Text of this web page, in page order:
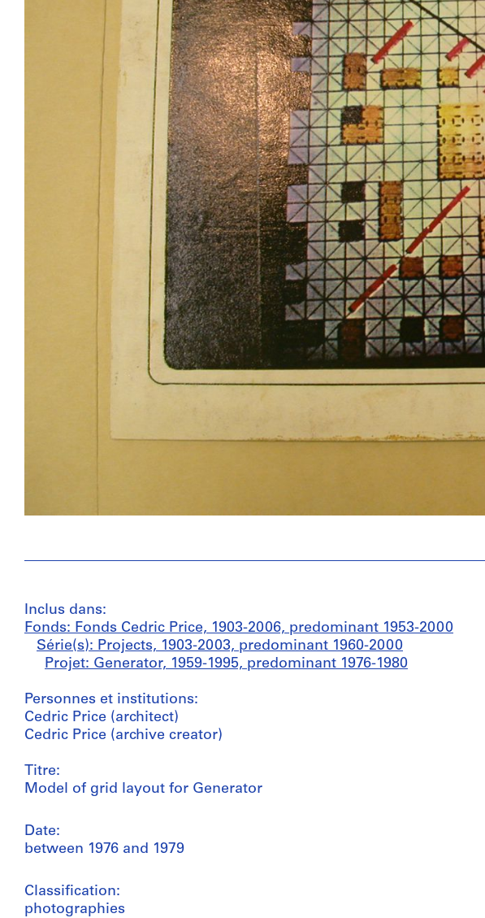
Inclus dans:
Fonds: Fonds Cedric Price, 1903-2006, predominant 1953-2000
Série(s): Projects, 1903-2003, predominant 1960-2000
Projet: Generator, 1959-1995, predominant 1976-1980
Personnes et institutions:
Cedric Price (architect)
Cedric Price (archive creator)
Titre:
Model of grid layout for Generator
Date:
between 1976 and 1979
Classification:
photographies